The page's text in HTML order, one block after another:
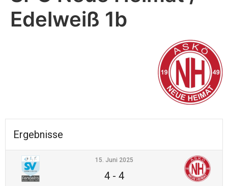
Edelweiß 1b
Ergebnisse
15. Juni 2025
4- 4